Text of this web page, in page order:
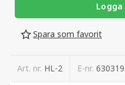
Spara som favorit
Art. nr. HL-2 E-nr.